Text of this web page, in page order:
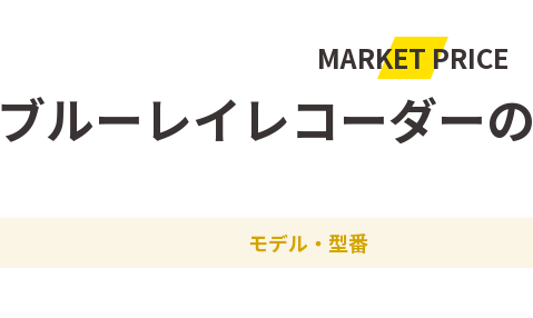
MARKET PRICE
ブルーレイレコーダーの
モデル・型番